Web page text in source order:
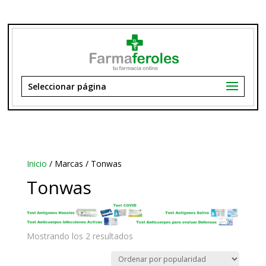
Seleccionar página
Inicio / Marcas / Tonwas
Tonwas
Mostrando los 2 resultadosOrdenado
popularidad